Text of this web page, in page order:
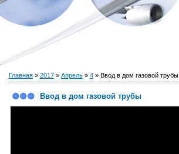
Главная» 2017 » Апрель » 4» Ввод в дом газовой трубы
Ввод в дом газовой трубы